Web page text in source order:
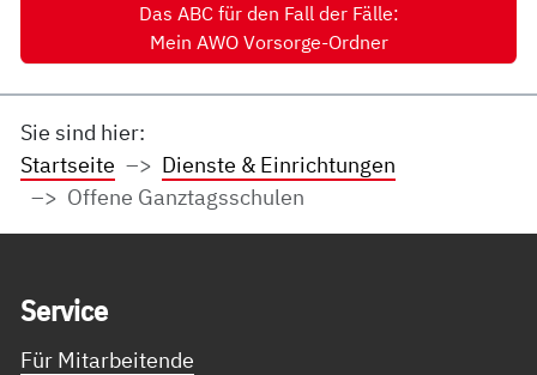
Das ABC für den Fall der Fälle:
Mein AWO Vorsorge-Ordner
Sie sind hier:
Startseite
Dienste & Einrichtungen
Offene Ganztagsschulen
Ser­vice
Für Mitarbeitende